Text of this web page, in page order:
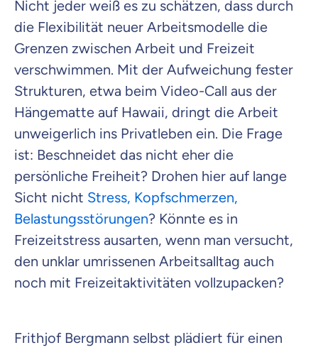
Nicht jeder weiß es zu schätzen, dass durch
die Flexibilität neuer Arbeitsmodelle die
Grenzen zwischen Arbeit und Freizeit
verschwimmen. Mit der Aufweichung fester
Strukturen, etwa beim Video-Call aus der
Hängematte auf Hawaii, dringt die Arbeit
unweigerlich ins Privatleben ein. Die Frage
ist: Beschneidet das nicht eher die
persönliche Freiheit? Drohen hier auf lange
Sicht nicht Stress, Kopfschmerzen,
Belastungsstörungen? Könnte es in
Freizeitstress ausarten, wenn man versucht,
den unklar umrissenen Arbeitsalltag auch
noch mit Freizeitaktivitäten vollzupacken?
Frithjof Bergmann selbst plädiert für einen